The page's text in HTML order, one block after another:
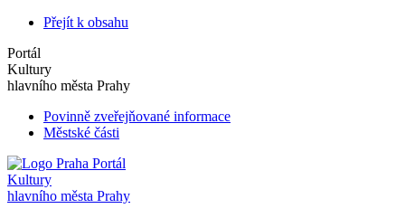
Přejít k obsahu
Portál
Kultury
hlavního města Prahy
Povinně zveřejňované informace
Městské části
Portál
Kultury
hlavního města Prahy